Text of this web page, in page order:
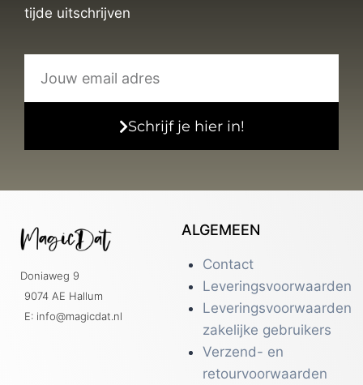
tijde uitschrijven
Schrijf je hier in!
Doniaweg 9
9074 AE Hallum
E: info@magicdat.nl
ALGEMEEN
Contact
Leveringsvoorwaarden
Leveringsvoorwaarden
zakelijke gebruikers
Verzend- en
retourvoorwaarden